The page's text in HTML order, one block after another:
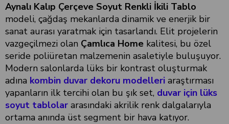
Aynalı Kalıp Çerçeve Soyut Renkli İkili Tablo
modeli, çağdaş mekanlarda dinamik ve enerjik bir
sanat aurası yaratmak için tasarlandı. Elit projelerin
vazgeçilmezi olan Çamlıca Home kalitesi, bu özel
seride poliüretan malzemenin asaletiyle buluşuyor.
Modern salonlarda lüks bir kontrast oluşturmak
adına kombin duvar dekoru modelleri araştırması
yapanların ilk tercihi olan bu şık set, duvar için lüks
soyut tablolar arasındaki akrilik renk dalgalarıyla
ortama anında üst segment bir hava katıyor.